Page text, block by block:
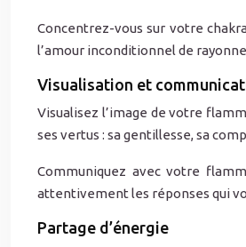
Concentrez-vous sur votre
l’amour inconditionnel de
Visualisation et
Visualisez l’image de votre
ses vertus : sa gentillesse, sa
Communiquez avec votre
attentivement les réponses qui
Partage d’énergie